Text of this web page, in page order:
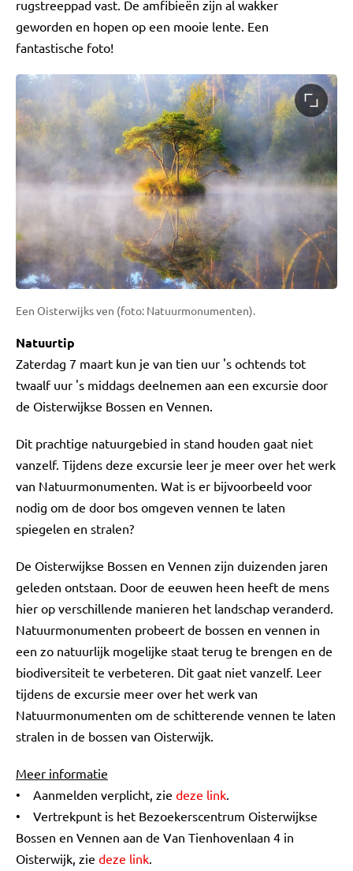
rugstreeppad vast. De amfibieën zijn al wakker
geworden en hopen op een mooie lente. Een
fantastische foto!
Een Oisterwijks ven (foto: Natuurmonumenten).
Natuurtip
Zaterdag 7 maart kun je van tien uur 's ochtends tot
twaalf uur 's middags deelnemen aan een excursie door
de Oisterwijkse Bossen en Vennen.
Dit prachtige natuurgebied in stand houden gaat niet
vanzelf. Tijdens deze excursie leer je meer over het werk
van Natuurmonumenten. Wat is er bijvoorbeeld voor
nodig om de door bos omgeven vennen te laten
spiegelen en stralen?
De Oisterwijkse Bossen en Vennen zijn duizenden jaren
geleden ontstaan. Door de eeuwen heen heeft de mens
hier op verschillende manieren het landschap veranderd.
Natuurmonumenten probeert de bossen en vennen in
een zo natuurlijk mogelijke staat terug te brengen en de
biodiversiteit te verbeteren. Dit gaat niet vanzelf. Leer
tijdens de excursie meer over het werk van
Natuurmonumenten om de schitterende vennen te laten
stralen in de bossen van Oisterwijk.
Meer informatie
• Aanmelden verplicht, zie deze link.
• Vertrekpunt is het Bezoekerscentrum Oisterwijkse
Bossen en Vennen aan de Van Tienhovenlaan 4 in
Oisterwijk, zie deze link.